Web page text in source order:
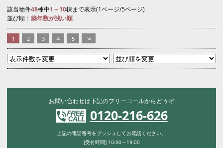
該当物件48棟中1～10棟まで表示(1ページ/5ページ)
並び順： 築年数が浅い順
1 2 3 4 5 >>
お問い合わせは下記のフリーコールからどうぞ
0120-216-626
上記の電話番号をプッシュしてお電話ください。
[受付時間] 10:00～19:00